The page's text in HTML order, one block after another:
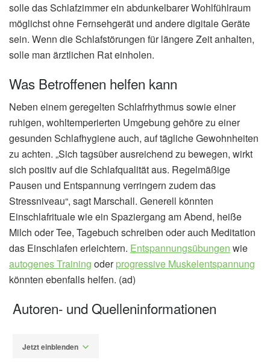
solle das Schlafzimmer ein abdunkelbarer Wohlfühlraum
möglichst ohne Fernsehgerät und andere digitale Geräte
sein. Wenn die Schlafstörungen für längere Zeit anhalten,
solle man ärztlichen Rat einholen.
Was Betroffenen helfen kann
Neben einem geregelten Schlafrhythmus sowie einer
ruhigen, wohltemperierten Umgebung gehöre zu einer
gesunden Schlafhygiene auch, auf tägliche Gewohnheiten
zu achten. „Sich tagsüber ausreichend zu bewegen, wirkt
sich positiv auf die Schlafqualität aus. Regelmäßige
Pausen und Entspannung verringern zudem das
Stressniveau“, sagt Marschall. Generell könnten
Einschlafrituale wie ein Spaziergang am Abend, heiße
Milch oder Tee, Tagebuch schreiben oder auch Meditation
das Einschlafen erleichtern. Entspannungsübungen wie
autogenes Training oderprogressive Muskelentspannung
könnten ebenfalls helfen. (ad)
Autoren- und Quelleninformationen
Jetzt einblenden